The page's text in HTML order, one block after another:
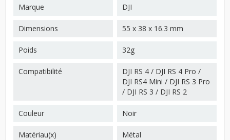
Marque DJI
Dimensions 55 x 38 x 16.3 mm
Poids 32g
Compatibilité
DJI RS 4 / DJI RS 4 Pro /
DJI RS4 Mini / DJI RS 3 Pro
/ DJI RS 3 / DJI RS 2
Couleur Noir
Matériau(x) Métal